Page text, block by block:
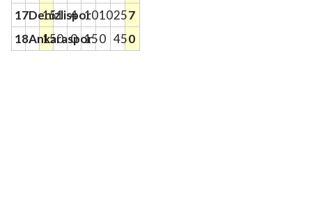
17.Denizlispor
151 4 1010257
18.Ankaraspor
150 0 150 450